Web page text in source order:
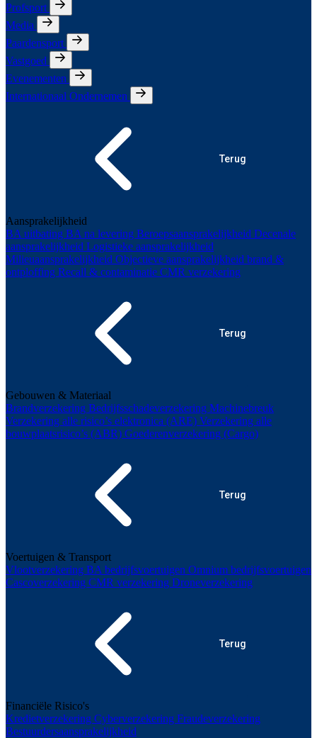
Profsport
Media
Paardensport
Vastgoed
Evenementen
Internationaal Ondernemen
Terug
Aansprakelijkheid
BA uitbating BA na levering Beroepsaansprakelijkheid Decenale
aansprakelijkheid Logistieke aansprakelijkheid
Milieuaansprakelijkheid Objectieve aansprakelijkheid brand &
ontploffing Recall & contaminatie CMR verzekering
Terug
Gebouwen & Materiaal
Brandverzekering Bedrijfsschadeverzekering Machinebreuk
Verzekering alle risico’s elektronica (ARE) Verzekering alle
bouwplaatsrisico’s (ABR) Goederenverzekering (Cargo)
Terug
Voertuigen & Transport
Vlootverzekering BA bedrijfsvoertuigen Omnium bedrijfsvoertuigen
Cascoverzekering CMR verzekering Droneverzekering
Terug
Financiële Risico's
Kredietverzekering Cyberverzekering Fraudeverzekering
Bestuurdersaansprakelijkheid